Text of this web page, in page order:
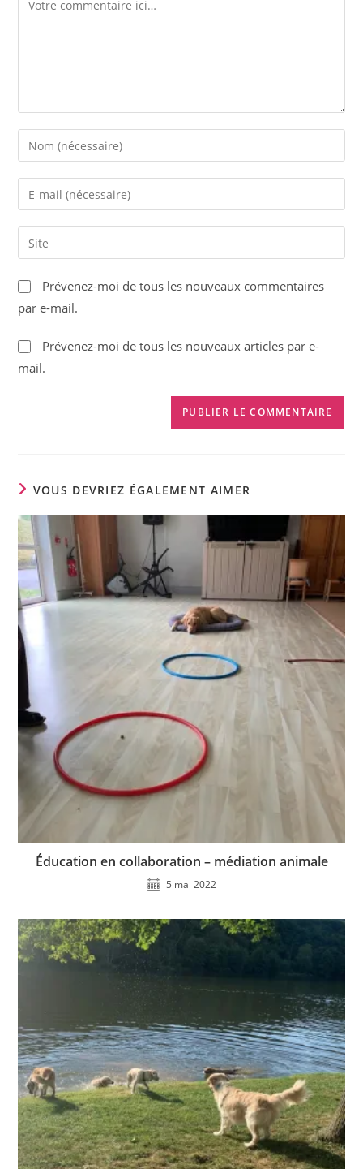
Enter
your
name
comment
Enter
your
email
address
comment
Saisir
l’URL
de
votre
site
(facultatif)
Prévenez-moi de tous les nouveaux commentaires
par e-mail.
Prévenez-moi de tous les nouveaux articles par e-
mail.
VOUS DEVRIEZ ÉGALEMENT AIMER
Éducation en collaboration – médiation animale
5 mai 2022